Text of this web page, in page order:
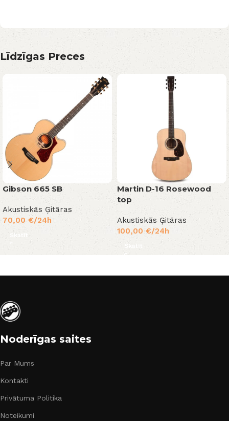
Līdzīgas Preces
Gibson 665 SB
Akustiskās Ģitāras
70,00 €/24h
Skatīt
Martin D-16 Rosewood
top
Akustiskās Ģitāras
100,00 €/24h
Skatīt
Noderīgas saites
Par Mums
Kontakti
Privātuma Politika
Noteikumi